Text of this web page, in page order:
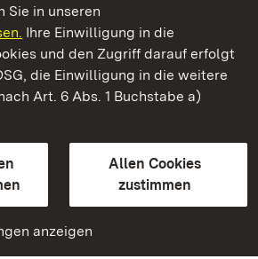
Sie in unseren
Ihre Einwilligung in die
und den Zugriff darauf erfolgt
die Einwilligung in die weitere
Art. 6 Abs. 1 Buchstabe a)
Allen Cookies
zustimmen
anzeigen
Weikersheim
und Gärten Baden-Württemberg
Sprache
Seiten)